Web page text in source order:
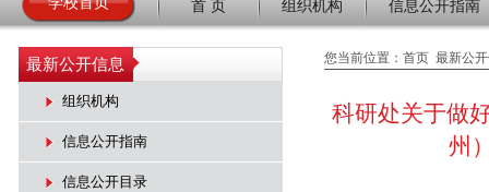
首 页 组织机构 信息公开指南
最新公开信息
组织机构
信息公开指南
信息公开目录
您当前位置： 首页 最新公
科研处关于做
州